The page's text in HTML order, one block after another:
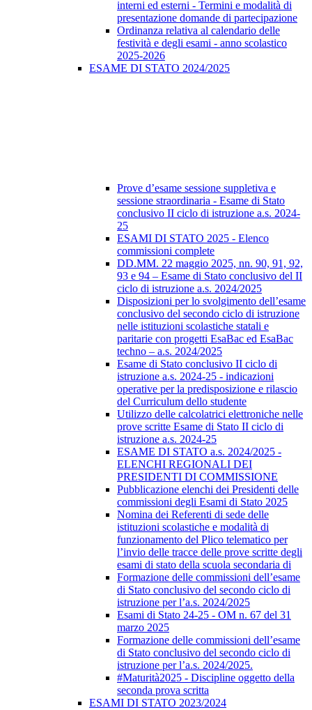
interni ed esterni - Termini e modalità di
presentazione domande di partecipazione
Ordinanza relativa al calendario delle
festività e degli esami - anno scolastico
2025-2026
ESAME DI STATO 2024/2025
Prove d’esame sessione suppletiva e
sessione straordinaria - Esame di Stato
conclusivo II ciclo di istruzione a.s. 2024-
25
ESAMI DI STATO 2025 - Elenco
commissioni complete
DD.MM. 22 maggio 2025, nn. 90, 91, 92,
93 e 94 – Esame di Stato conclusivo del II
ciclo di istruzione a.s. 2024/2025
Disposizioni per lo svolgimento dell’esame
conclusivo del secondo ciclo di istruzione
nelle istituzioni scolastiche statali e
paritarie con progetti EsaBac ed EsaBac
techno – a.s. 2024/2025
Esame di Stato conclusivo II ciclo di
istruzione a.s. 2024-25 - indicazioni
operative per la predisposizione e rilascio
del Curriculum dello studente
Utilizzo delle calcolatrici elettroniche nelle
prove scritte Esame di Stato II ciclo di
istruzione a.s. 2024-25
ESAME DI STATO a.s. 2024/2025 -
ELENCHI REGIONALI DEI
PRESIDENTI DI COMMISSIONE
Pubblicazione elenchi dei Presidenti delle
commissioni degli Esami di Stato 2025
Nomina dei Referenti di sede delle
istituzioni scolastiche e modalità di
funzionamento del Plico telematico per
l’invio delle tracce delle prove scritte degli
esami di stato della scuola secondaria di
Formazione delle commissioni dell’esame
di Stato conclusivo del secondo ciclo di
istruzione per l’a.s. 2024/2025
Esami di Stato 24-25 - OM n. 67 del 31
marzo 2025
Formazione delle commissioni dell’esame
di Stato conclusivo del secondo ciclo di
istruzione per l’a.s. 2024/2025.
#Maturità2025 - Discipline oggetto della
seconda prova scritta
ESAMI DI STATO 2023/2024